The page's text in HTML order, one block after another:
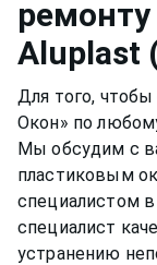
качество
прослужить
годами.
ремонту
Aluplast
Для того,
Окон» по
Мы обсудим с
пластиковым
специалистом
специалист
устранению